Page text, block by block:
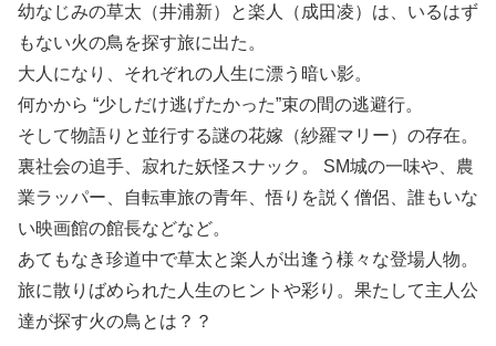
幼なじみの草太（井浦新）と楽人（成田凌）は、いるはず
もない火の鳥を探す旅に出た。
大人になり、それぞれの人生に漂う暗い影。
何かから “少しだけ逃げたかった”束の間の逃避行。
そして物語りと並行する謎の花嫁（紗羅マリー）の存在。
裏社会の追手、寂れた妖怪スナック。 SM城の一味や、農
業ラッパー、自転車旅の青年、悟りを説く僧侶、誰もいな
い映画館の館長などなど。
あてもなき珍道中で草太と楽人が出逢う様々な登場人物。
旅に散りばめられた人生のヒントや彩り。果たして主人公
達が探す火の鳥とは？？